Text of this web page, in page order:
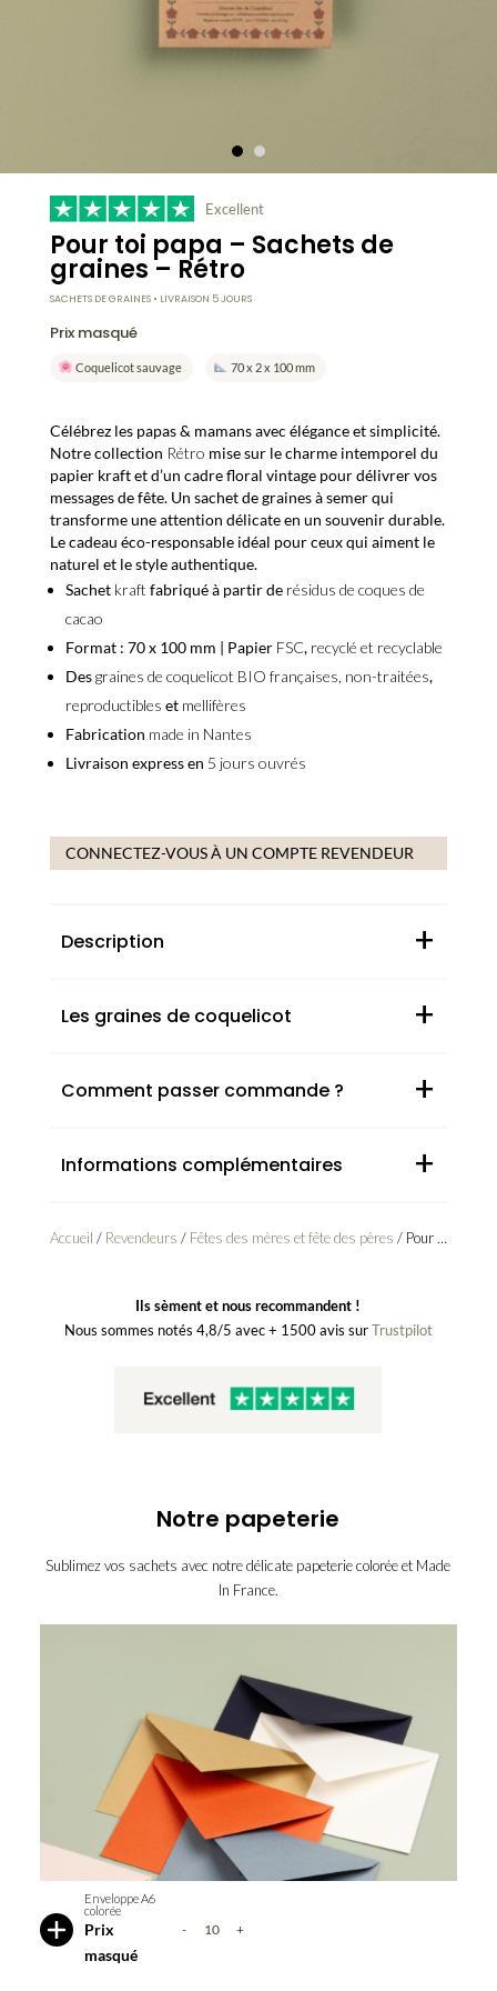
Excellent
Pour toi papa – Sachets de
graines – Rétro
SACHETS DE GRAINES • LIVRAISON 5 JOURS
Prix masqué
Coquelicot sauvage 70 x 2 x 100 mm
Célébrez les papas & mamans avec élégance et simplicité.
Notre collection Rétro mise sur le charme intemporel du
papier kraft et d’un cadre floral vintage pour délivrer vos
messages de fête. Un sachet de graines à semer qui
transforme une attention délicate en un souvenir durable.
Le cadeau éco-responsable idéal pour ceux qui aiment le
naturel et le style authentique.
Sachet kraft fabriqué à partir de résidus de coques de
cacao
Format : 70 x 100 mm | PapierFSC,recyclé et recyclable
Desgraines de coquelicot BIO françaises, non-traitées,
reproductibles et mellifères
Fabrication made in Nantes
Livraison express en 5 jours ouvrés
CONNECTEZ-VOUS À UN COMPTE REVENDEUR
Description +
Les graines de coquelicot +
Comment passer commande ? +
Informations complémentaires +
Accueil / Revendeurs / Fêtes des mères et fête des pères / Pour toi papa – Sachets de graines – Rétro
Ils sèment et nous recommandent !
Nous sommes notés 4,8/5 avec + 1500 avis surTrustpilot
Notre papeterie
Sublimez vos sachets avec notre délicate papeterie colorée et Made
In France.
enveloppe-
enveloppe-
enveloppe-
enveloppe-
rose-
enveloppe-
enveloppe-
olive
Afficher
Enveloppe A6
colorée
Prix
masqué
- +